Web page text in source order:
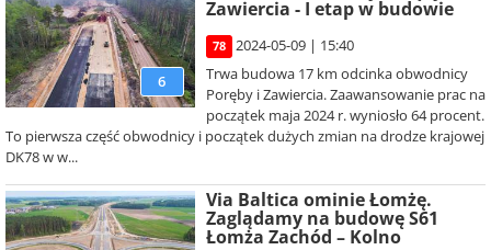
6
Zawiercia - I etap w budowie
78
2024-05-09 | 15:40
Trwa budowa 17 km odcinka obwodnicy
Poręby i Zawiercia. Zaawansowanie prac na
początek maja 2024 r. wyniosło 64 procent.
To pierwsza część obwodnicy i początek dużych zmian na drodze krajowej
DK78 w w...
Via Baltica ominie Łomżę.
Zaglądamy na budowę S61
Łomża Zachód – Kolno